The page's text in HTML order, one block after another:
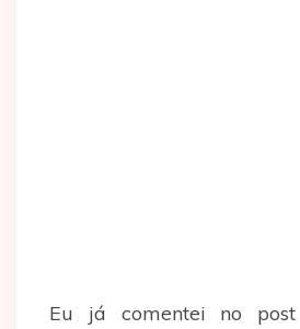
Eu já comentei no post